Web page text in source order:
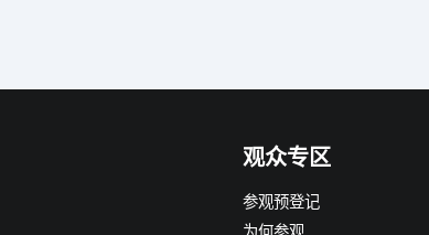
观众专区
参观预登记